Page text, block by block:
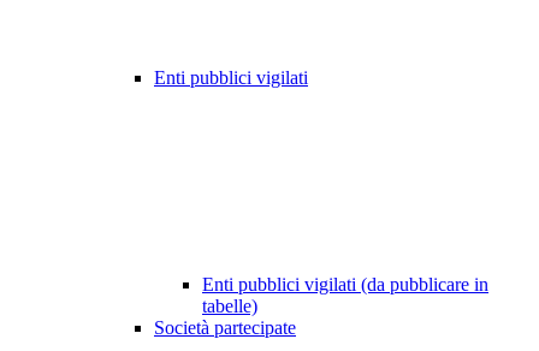
Enti pubblici vigilati
Enti pubblici vigilati (da pubblicare in
tabelle)
Società partecipate